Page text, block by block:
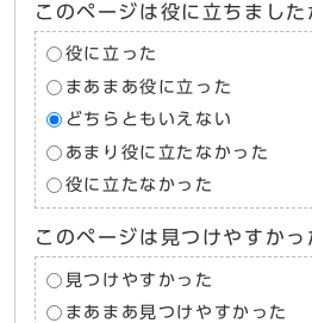
このページは役に立ちました
役に立った
まあまあ役に立った
どちらともいえない
あまり役に立たなかった
役に立たなかった
このページは見つけやすかっ
見つけやすかった
まあまあ見つけやすかった